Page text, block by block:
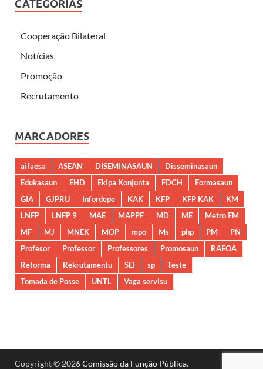
CATEGORIAS
Cooperação Bilateral
Notícias
Promoção
Recrutamento
MARCADORES
aifaesa ASEAN DISEMINASAUN
Disseminasaun
Edukasaun
EHD Ekipa Konjunta FDCH
Formasaun
GIA
GJPRU Infordepe KAK KFP KFP KAK
KM
LNFP
LNFP 9 MAE MAPPF MD ME
Metro FM
MF
MJ MNEK MOP mpo Ms php PM
PN
Profesor
Professor Professores Promosaun
RAEOA
Reforma
Rekrutamentu SEI sp
Teste
Tomada de Posse
UNTL Vaga servisu
Copyright © 2026Comissão da Função Pública.